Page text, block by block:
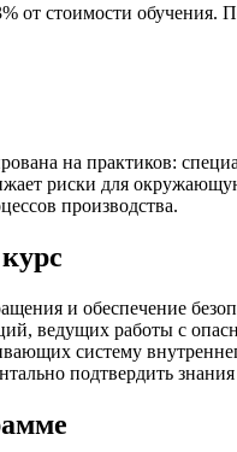
от стоимости обучения.
на практиков:
риски для
производства.
и обеспечение
ведущих работы с
систему
подтвердить